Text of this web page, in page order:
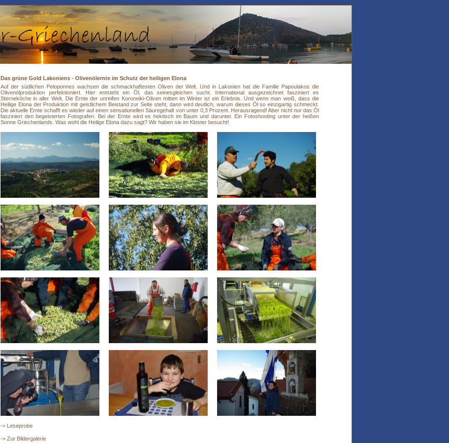
Das grüne Gold Lakoniens - Olivenölernte im Schutz der heiligen Elona
Auf der südlichen Peloponnes wachsen die schmackhaftesten Oliven der Welt. Und in Lakonien hat die Familie Papoulakos die
Olivenölproduktion perfektioniert. Hier entsteht ein Öl, das seinesgleichen sucht. International ausgezeichnet fasziniert es
Sterneköche in aller Welt. Die Ernte der unreifen Koroneiki-Oliven mitten im Winter ist ein Erlebnis. Und wenn man weiß, dass die
Heilige Elona der Produktion mit geistlichem Beistand zur Seite steht, dann wird deutlich, warum dieses Öl so einzigartig schmeckt.
Die aktuelle Ernte schafft es wieder auf einen sensationellen Säuregehalt von unter 0,3 Prozent. Herausragend! Aber nicht nur das Öl
fasziniert den begeisterten Fotografen. Bei der Ernte wird es hektisch im Baum und darunter. Ein Fotoshooting unter der heißen
Sonne Griechenlands. Was wohl die Heilige Elona dazu sagt? Wir haben sie im Kloster besucht!
-> Leseprobe
-> Zur Bildergalerie